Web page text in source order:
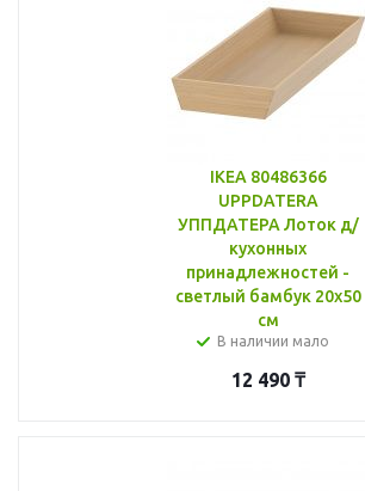
IKEA 80486366
UPPDATERA
УППДАТЕРА Лоток д/
кухонных
принадлежностей -
светлый бамбук 20x50
см
В наличии мало
12 490₸